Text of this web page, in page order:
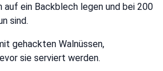
ein Backblech legen und bei 200
sind.
gehackten Walnüssen,
sie serviert werden.